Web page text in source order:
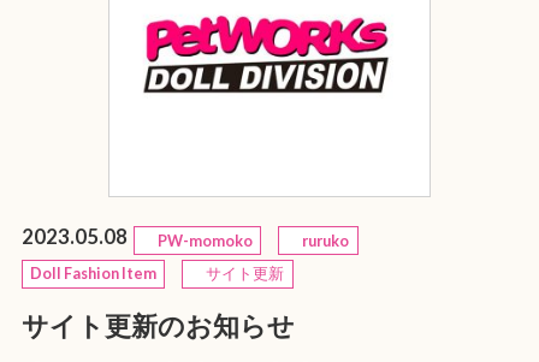
2023.05.08 PW-momoko
ruruko
Doll Fashion Item
サイト更新
サイト更新のお知らせ